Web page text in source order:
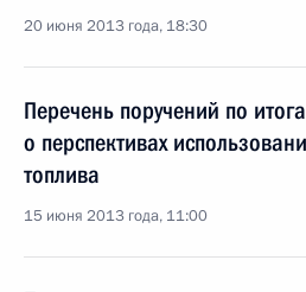
20 июня 2013 года, 18:30
Перечень поручений по
о перспективах
топлива
15 июня 2013 года, 11:00